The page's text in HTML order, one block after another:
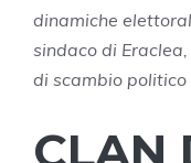
dinamiche
sindaco di
di scambio politico
CLAN